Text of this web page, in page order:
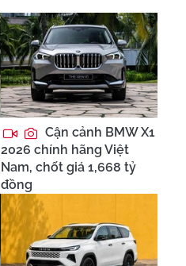
Cận cảnh BMW X1
2026 chính hãng Việt
Nam, chốt giá 1,668 tỷ
đồng